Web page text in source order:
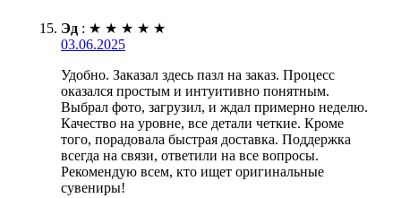
Эд : ★ ★ ★ ★ ★
03.06.2025
Удобно. Заказал здесь пазл на заказ. Процесс
оказался простым и интуитивно понятным.
Выбрал фото, загрузил, и ждал примерно неделю.
Качество на уровне, все детали четкие. Кроме
того, порадовала быстрая доставка. Поддержка
всегда на связи, ответили на все вопросы.
Рекомендую всем, кто ищет оригинальные
сувениры!